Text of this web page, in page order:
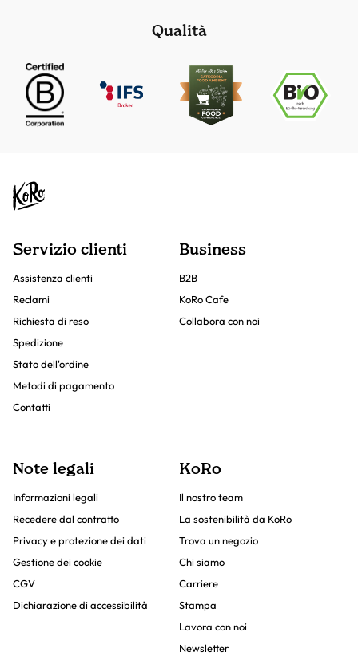
Qualità
Servizio clienti
Assistenza clienti
Reclami
Richiesta di reso
Spedizione
Stato dell'ordine
Metodi di pagamento
Contatti
Business
B2B
KoRo Cafe
Collabora con noi
Note legali
Informazioni legali
Recedere dal contratto
Privacy e protezione dei dati
Gestione dei cookie
CGV
Dichiarazione di accessibilità
KoRo
Il nostro team
La sostenibilità da KoRo
Trova un negozio
Chi siamo
Carriere
Stampa
Lavora con noi
Newsletter